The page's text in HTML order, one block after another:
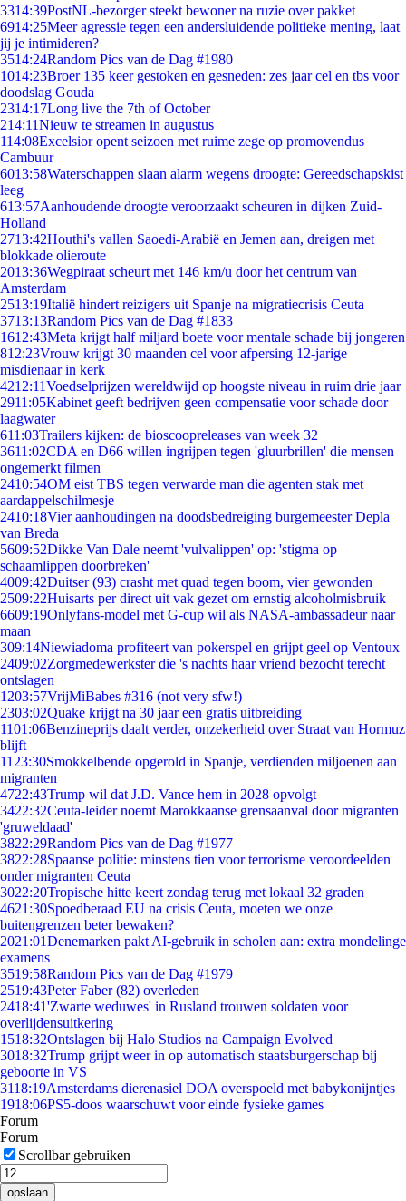
3314:39PostNL-bezorger steekt bewoner na ruzie over pakket
6914:25Meer agressie tegen een andersluidende politieke mening, laat
jij je intimideren?
3514:24Random Pics van de Dag #1980
1014:23Broer 135 keer gestoken en gesneden: zes jaar cel en tbs voor
doodslag Gouda
2314:17Long live the 7th of October
214:11Nieuw te streamen in augustus
114:08Excelsior opent seizoen met ruime zege op promovendus
Cambuur
6013:58Waterschappen slaan alarm wegens droogte: Gereedschapskist
leeg
613:57Aanhoudende droogte veroorzaakt scheuren in dijken Zuid-
Holland
2713:42Houthi's vallen Saoedi-Arabië en Jemen aan, dreigen met
blokkade olieroute
2013:36Wegpiraat scheurt met 146 km/u door het centrum van
Amsterdam
2513:19Italië hindert reizigers uit Spanje na migratiecrisis Ceuta
3713:13Random Pics van de Dag #1833
1612:43Meta krijgt half miljard boete voor mentale schade bij jongeren
812:23Vrouw krijgt 30 maanden cel voor afpersing 12-jarige
misdienaar in kerk
4212:11Voedselprijzen wereldwijd op hoogste niveau in ruim drie jaar
2911:05Kabinet geeft bedrijven geen compensatie voor schade door
laagwater
611:03Trailers kijken: de bioscoopreleases van week 32
3611:02CDA en D66 willen ingrijpen tegen 'gluurbrillen' die mensen
ongemerkt filmen
2410:54OM eist TBS tegen verwarde man die agenten stak met
aardappelschilmesje
2410:18Vier aanhoudingen na doodsbedreiging burgemeester Depla
van Breda
5609:52Dikke Van Dale neemt 'vulvalippen' op: 'stigma op
schaamlippen doorbreken'
4009:42Duitser (93) crasht met quad tegen boom, vier gewonden
2509:22Huisarts per direct uit vak gezet om ernstig alcoholmisbruik
6609:19Onlyfans-model met G-cup wil als NASA-ambassadeur naar
maan
309:14Niewiadoma profiteert van pokerspel en grijpt geel op Ventoux
2409:02Zorgmedewerkster die 's nachts haar vriend bezocht terecht
ontslagen
1203:57VrijMiBabes #316 (not very sfw!)
2303:02Quake krijgt na 30 jaar een gratis uitbreiding
1101:06Benzineprijs daalt verder, onzekerheid over Straat van Hormuz
blijft
11 23:30Smokkelbende opgerold in Spanje, verdienden miljoenen aan
migranten
4722:43Trump wil dat J.D. Vance hem in 2028 opvolgt
3422:32Ceuta-leider noemt Marokkaanse grensaanval door migranten
'gruweldaad'
3822:29Random Pics van de Dag #1977
3822:28Spaanse politie: minstens tien voor terrorisme veroordeelden
onder migranten Ceuta
3022:20Tropische hitte keert zondag terug met lokaal 32 graden
4621:30Spoedberaad EU na crisis Ceuta, moeten we onze
buitengrenzen beter bewaken?
2021:01Denemarken pakt AI-gebruik in scholen aan: extra mondelinge
examens
3519:58Random Pics van de Dag #1979
2519:43Peter Faber (82) overleden
2418:41'Zwarte weduwes' in Rusland trouwen soldaten voor
overlijdensuitkering
1518:32Ontslagen bij Halo Studios na Campaign Evolved
3018:32Trump grijpt weer in op automatisch staatsburgerschap bij
geboorte in VS
3118:19Amsterdams dierenasiel DOA overspoeld met babykonijntjes
1918:06PS5-doos waarschuwt voor einde fysieke games
Forum
Forum
Scrollbar gebruiken
opslaan